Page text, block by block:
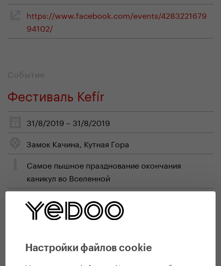
Настройки файлов cookie
https://www.facebook.com/events/4283221679
94102/
Событие
Фестиваль Kefír
31/8/2019 – 31/8/2019
Замок Качина, Кутная Гора
Самое пышное празднование окончания
каникул во Вселенной
http://www.prvyfestival.cz/
Событие